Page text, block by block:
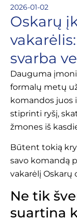
2026-01-02
Oskarų
svarba
Dauguma
formalų metų
komandos juos
stiprinti ryšį,
žmones iš
Būtent tokią
savo komandą
vakarėlį Oskarų
Ne tik
suartina